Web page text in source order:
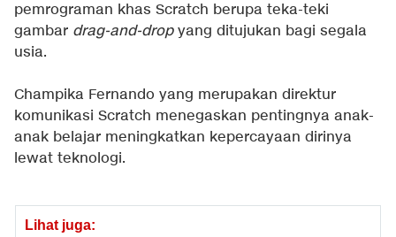
pemrograman khas Scratch berupa teka-teki
gambar drag-and-dropyang ditujukan bagi segala
usia.
Champika Fernando yang merupakan direktur
komunikasi Scratch menegaskan pentingnya anak-
anak belajar meningkatkan kepercayaan dirinya
lewat teknologi.
Lihat juga: